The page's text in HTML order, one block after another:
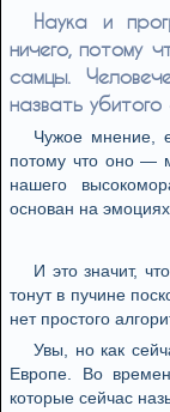
Наука и
ничего, потому
самцы.
назвать
Чужое мнение,
потому что оно —
нашего
основан на
И это значит,
тонут в пучине
нет простого
Увы, но как
Европе. Во
которые сейчас